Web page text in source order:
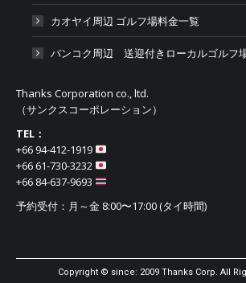
カオヤイ周辺 ゴルフ場料金一覧
バンコク周辺 送迎付きローカルゴルフ
Thanks Corporation co., ltd.
（サンクスコーポレーション）
TEL：
+66 94-412-1919​
+66 61-730-3232
+66 84-637-9693
予約受付：月～金 8:00〜17:00 (タイ時間)
Copyright © since: 2009 Thanks Corp. All